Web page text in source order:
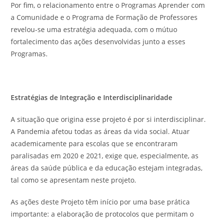
Por fim, o relacionamento entre o Programas Aprender com
a Comunidade e o Programa de Formação de Professores
revelou-se uma estratégia adequada, com o mútuo
fortalecimento das ações desenvolvidas junto a esses
Programas.
Estratégias de Integração e Interdisciplinaridade
A situação que origina esse projeto é por si interdisciplinar.
A Pandemia afetou todas as áreas da vida social. Atuar
academicamente para escolas que se encontraram
paralisadas em 2020 e 2021, exige que, especialmente, as
áreas da saúde pública e da educação estejam integradas,
tal como se apresentam neste projeto.
As ações deste Projeto têm início por uma base prática
importante: a elaboração de protocolos que permitam o